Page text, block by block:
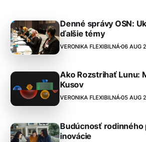
Denné správy OSN:
ďalšie témy
VERONIKA FLEXIBILNÁ06 AUG
Ako Rozstrihať Lunu:
Kusov
VERONIKA FLEXIBILNÁ05 AUG
Budúcnosť rodinného
inovácie